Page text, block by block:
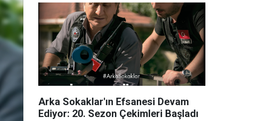
Arka Sokaklar'ın Efsanesi Devam
Ediyor: 20. Sezon Çekimleri Başladı